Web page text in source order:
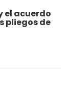
el acuerdo
pliegos de